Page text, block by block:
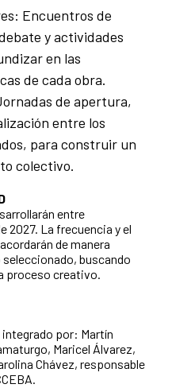
Encuentros de
y actividades
en las
de cada obra.
de apertura,
entre los
para construir un
colectivo.
entre
2027. La frecuencia y el
de manera
buscando
proceso creativo.
por: Martín
Maricel Álvarez,
Chávez, responsable